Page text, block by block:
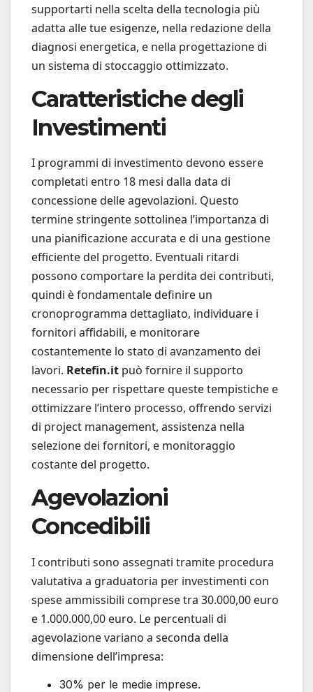
supportarti nella scelta della tecnologia più
adatta alle tue esigenze, nella redazione della
diagnosi energetica, e nella progettazione di
un sistema di stoccaggio ottimizzato.
Caratteristiche degli
Investimenti
I programmi di investimento devono essere
completati entro 18 mesi dalla data di
concessione delle agevolazioni. Questo
termine stringente sottolinea l’importanza di
una pianificazione accurata e di una gestione
efficiente del progetto. Eventuali ritardi
possono comportare la perdita dei contributi,
quindi è fondamentale definire un
cronoprogramma dettagliato, individuare i
fornitori affidabili, e monitorare
costantemente lo stato di avanzamento dei
lavori. Retefin.it può fornire il supporto
necessario per rispettare queste tempistiche e
ottimizzare l’intero processo, offrendo servizi
di project management, assistenza nella
selezione dei fornitori, e monitoraggio
costante del progetto.
Agevolazioni
Concedibili
I contributi sono assegnati tramite procedura
valutativa a graduatoria per investimenti con
spese ammissibili comprese tra 30.000,00 euro
e 1.000.000,00 euro. Le percentuali di
agevolazione variano a seconda della
dimensione dell’impresa:
30% per le medie imprese.